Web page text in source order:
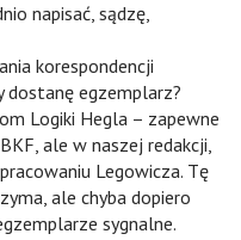
napisać, sądzę,
korespondencji
dostanę egzemplarz?
Logiki Hegla – zapewne
ale w naszej redakcji,
Legowicza. Tę
ale chyba dopiero
sygnalne.